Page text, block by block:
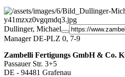
Dullinger, Michael
Manager DE-PLZ 0, 7-9
Zambelli Fertigungs GmbH & Co.
Passauer Str. 3+5
DE - 94481 Grafenau